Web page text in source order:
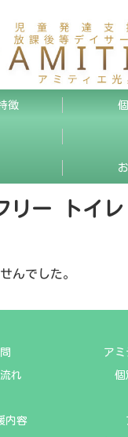
徴
リー トイレ
んでした。
ア
れ 個
内容